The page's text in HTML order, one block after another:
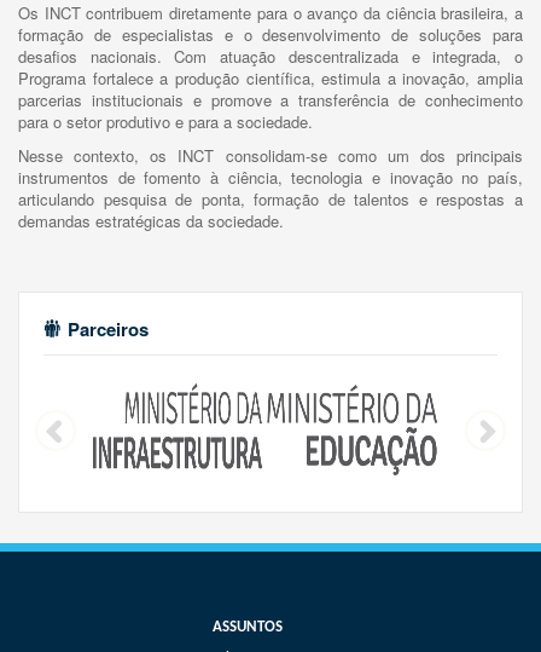
Os INCT contribuem diretamente para o avanço da ciência brasileira, a
formação de especialistas e o desenvolvimento de soluções para
desafios nacionais. Com atuação descentralizada e integrada, o
Programa fortalece a produção científica, estimula a inovação, amplia
parcerias institucionais e promove a transferência de conhecimento
para o setor produtivo e para a sociedade.
Nesse contexto, os INCT consolidam-se como um dos principais
instrumentos de fomento à ciência, tecnologia e inovação no país,
articulando pesquisa de ponta, formação de talentos e respostas a
demandas estratégicas da sociedade.
Parceiros